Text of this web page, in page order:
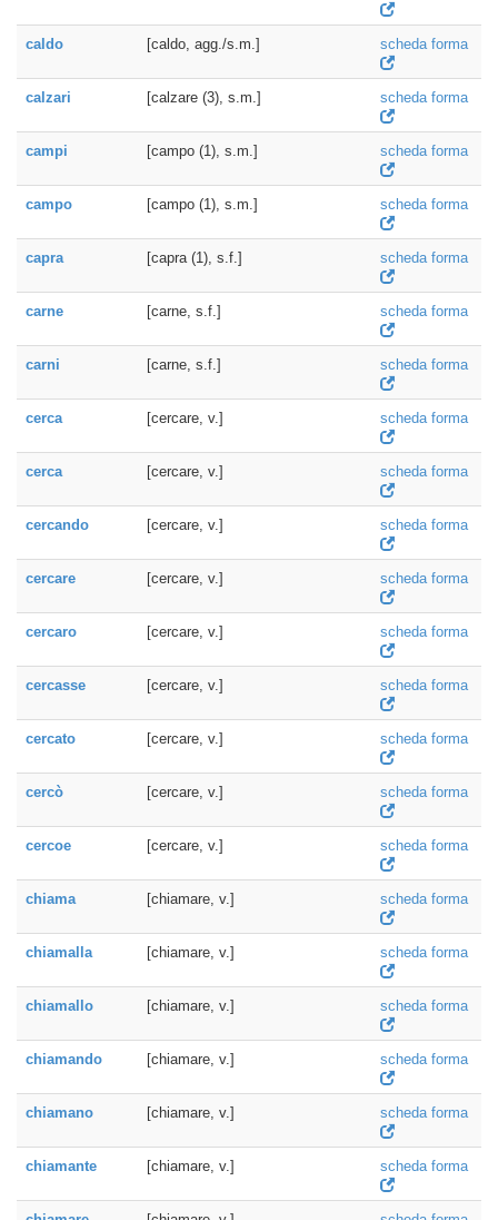
caldo [caldo, agg./s.m.] scheda forma
calzari [calzare (3), s.m.] scheda forma
campi [campo (1), s.m.] scheda forma
campo [campo (1), s.m.] scheda forma
capra [capra (1), s.f.] scheda forma
carne [carne, s.f.] scheda forma
carni [carne, s.f.] scheda forma
cerca [cercare, v.] scheda forma
cerca [cercare, v.] scheda forma
cercando [cercare, v.] scheda forma
cercare [cercare, v.] scheda forma
cercaro [cercare, v.] scheda forma
cercasse [cercare, v.] scheda forma
cercato [cercare, v.] scheda forma
cercò [cercare, v.] scheda forma
cercoe [cercare, v.] scheda forma
chiama [chiamare, v.] scheda forma
chiamalla [chiamare, v.] scheda forma
chiamallo [chiamare, v.] scheda forma
chiamando [chiamare, v.] scheda forma
chiamano [chiamare, v.] scheda forma
chiamante [chiamare, v.] scheda forma